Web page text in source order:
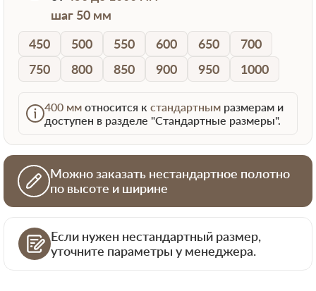
шаг 50 мм
450
500 550 600 650
700
750
800 850 900 950 1000
400 мм относится к стандартным размерам и
доступен в разделе "Стандартные размеры".
Можно заказать нестандартное полотно
по высоте и ширине
Если нужен нестандартный размер,
уточните параметры у менеджера.